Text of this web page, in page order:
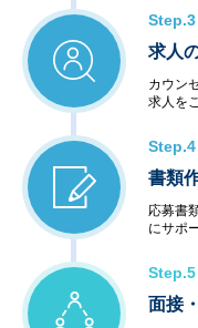
Step.3
求人
カウン
求人を
Step.4
書類
応募書
にサポ
Step.5
面接